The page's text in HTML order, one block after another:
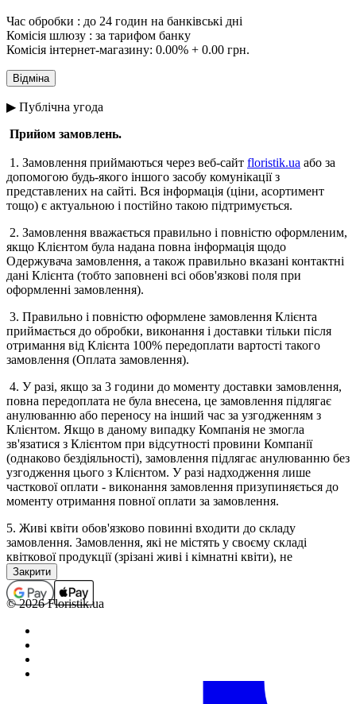
Час обробки : до 24 годин на банківські дні
Комісія шлюзу : за тарифом банку
Комісія інтернет-магазину: 0.00% + 0.00 грн.
▶ Публічна угода
Прийом замовлень.
1. Замовлення приймаються через веб-сайт floristik.ua або за
допомогою будь-якого іншого засобу комунікації з
представлених на сайті. Вся інформація (ціни, асортимент
тощо) є актуальною і постійно такою підтримується.
2. Замовлення вважається правильно і повністю оформленим,
якщо Клієнтом була надана повна інформація щодо
Одержувача замовлення, а також правильно вказані контактні
дані Клієнта (тобто заповнені всі обов'язкові поля при
оформленні замовлення).
3. Правильно і повністю оформлене замовлення Клієнта
приймається до обробки, виконання і доставки тільки після
отримання від Клієнта 100% передоплати вартості такого
замовлення (Оплата замовлення).
4. У разі, якщо за 3 години до моменту доставки замовлення,
повна передоплата не була внесена, це замовлення підлягає
анулюванню або переносу на інший час за узгодженням з
Клієнтом. Якщо в даному випадку Компанія не змогла
зв'язатися з Клієнтом при відсутності провини Компанії
(однаково бездіяльності), замовлення підлягає анулюванню без
узгодження цього з Клієнтом. У разі надходження лише
часткової оплати - виконання замовлення призупиняється до
моменту отримання повної оплати за замовлення.
5. Живі квіти обов'язково повинні входити до складу
замовлення. Замовлення, які не містять у своєму складі
квіткової продукції (зрізані живі і кімнатні квіти), не
приймаються, а помилково прийняті підлягають анулюванню
(з поверненням коштів, якщо замовлення було оплачено). В
окремих випадках виконання замовлень, які не містять у
попереднім погодженням з менеджером.
6. Повністю оформленим і прийнятим до виконання,
вважається замовлення зі статусом "Сплачено".
© 2026 Floristik.ua